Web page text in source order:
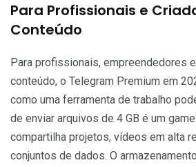
Para Profissionais e
Conteúdo
Para profissionais, empreendedores
conteúdo, o Telegram Premium em
como uma ferramenta de trabalho
de enviar arquivos de 4 GB é um
compartilha projetos, vídeos em alta
conjuntos de dados. O